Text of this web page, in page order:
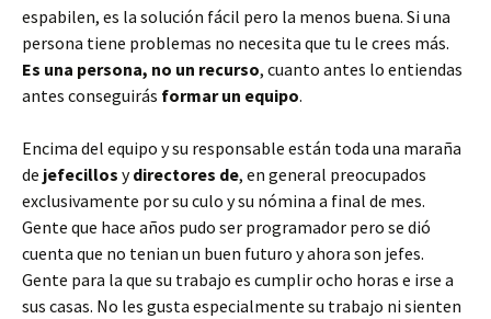
espabilen, es la solución fácil pero la menos buena. Si una
persona tiene problemas no necesita que tu le crees más.
Es una persona, no un recurso, cuanto antes lo entiendas
antes conseguirás formar un equipo.
Encima del equipo y su responsable están toda una maraña
de jefecillos ydirectores de, en general preocupados
exclusivamente por su culo y su nómina a final de mes.
Gente que hace años pudo ser programador pero se dió
cuenta que no tenian un buen futuro y ahora son jefes.
Gente para la que su trabajo es cumplir ocho horas e irse a
sus casas. No les gusta especialmente su trabajo ni sienten